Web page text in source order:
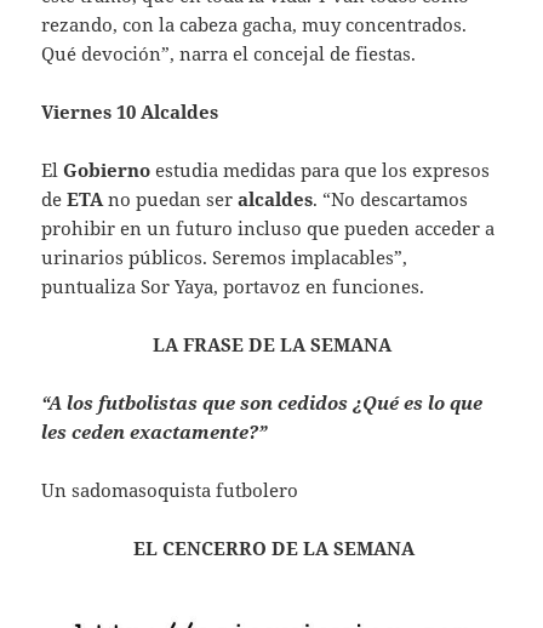
rezando, con la cabeza gacha, muy concentrados.
Qué devoción”, narra el concejal de fiestas.
Viernes 10 Alcaldes
ElGobierno estudia medidas para que los expresos
de ETA no puedan seralcaldes. “No descartamos
prohibir en un futuro incluso que pueden acceder a
urinarios públicos. Seremos implacables”,
puntualiza Sor Yaya, portavoz en funciones.
LA FRASE DE LA SEMANA
“A los futbolistas que son cedidos ¿Qué es lo que
les ceden exactamente?”
Un sadomasoquista futbolero
EL CENCERRO DE LA SEMANA